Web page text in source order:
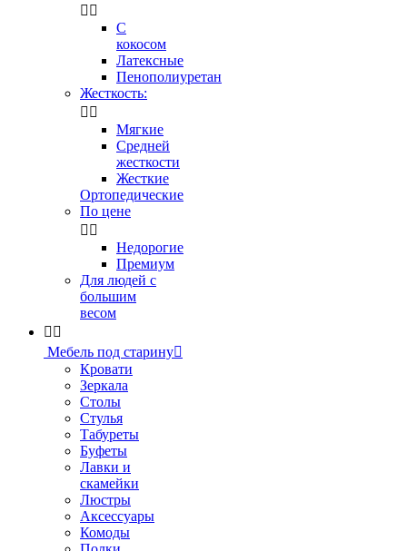
 
С
кокосом
Латексные
Пенополиуретан
Жесткость:
 
Мягкие
Средней
жесткости
Жесткие
Ортопедические
По цене
 
Недорогие
Премиум
Для людей с
большим
весом
 
Мебель под старину
Кровати
Зеркала
Столы
Стулья
Табуреты
Буфеты
Лавки и
скамейки
Люстры
Аксессуары
Комоды